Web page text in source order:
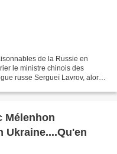
de la Russie en
le ministre chinois des
russe Sergueï Lavrov, alors
Mélenhon
Ukraine....Qu'en